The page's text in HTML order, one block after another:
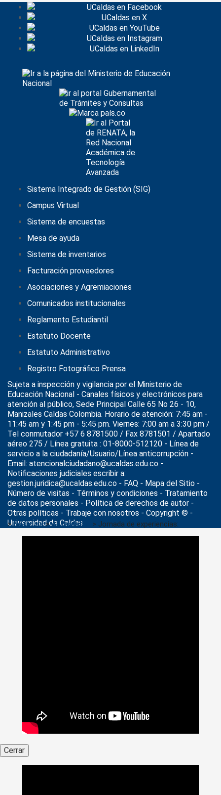
>Noticias>Actualidad > Jornada de experiencias:
“Restauración ecológica: de la investigación a los procesos
Sistema Integrado de Gestión (SIG)
Campus Virtual
Sistema de encuestas
Mesa de ayuda
Sistema de inventarios
Facturación proveedores
Asociaciones y Agremiaciones
Comunicados institucionales
Reglamento Estudiantil
Estatuto Docente
Estatuto Administrativo
Registro Fotográfico Prensa
Sujeta a inspección y vigilancia por el Ministerio de
Educación Nacional - Canales físicos y electrónicos para
atención al público, Sede Principal Calle 65 No 26 - 10,
Manizales Caldas Colombia. Horario de atención: 7:45 am -
11:45 am y 1:45 pm - 5:45 pm. Viernes: 7:00 am a 3:30 pm /
Tel conmutador +57 6 8781500 / Fax 8781501 / Apartado
aéreo 275 / Línea gratuita : 01-8000-512120 - Línea de
servicio a la ciudadanía/Usuario/Línea anticorrupción -
Email: atencionalciudadano@ucaldas.edu.co -
Notificaciones judiciales escribir a:
gestion.juridica@ucaldas.edu.co - FAQ - Mapa del Sitio -
Número de visitas - Términos y condiciones - Tratamiento
de datos personales - Política de derechos de autor -
Otras políticas - Trabaje con nosotros - Copyright © -
Universidad de Caldas
Cerrar